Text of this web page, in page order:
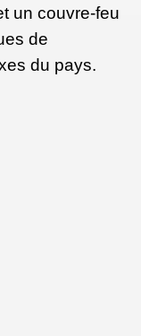
un couvre-feu
de
du pays.